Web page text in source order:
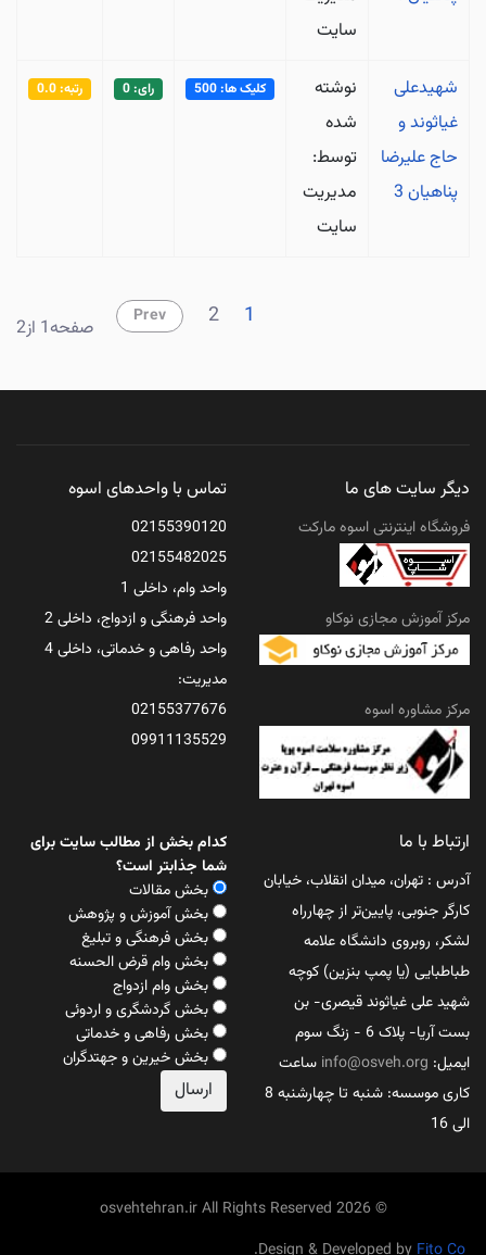
سایت
شهیدعلی
غیاثوند و
حاج علیرضا
پناهیان 3
نوشته
شده
توسط:
مدیریت
سایت
کلیک ها: 500 رای: 0 رتبه: 0.0
1
2
Prev صفحه1 از2
دیگر سایت های ما
فروشگاه اینترنتی اسوه مارکت
مرکز آموزش مجازی نوکاو
مرکز مشاوره اسوه
تماس با واحدهای اسوه
02155390120
02155482025
واحد وام، داخلی 1
واحد فرهنگی و ازدواج، داخلی 2
واحد رفاهی و خدماتی، داخلی 4
مدیریت:
02155377676
09911135529
ارتباط با ما
آدرس : تهران، میدان انقلاب، خیابان
کارگر جنوبی، پایین‌تر از چهارراه
لشکر، روبروی دانشگاه علامه
طباطبایی (یا پمپ بنزین) کوچه
شهید علی غیاثوند قیصری- بن
بست آریا- پلاک 6 - زنگ سوم
ایمیل: info@osveh.org ساعت
کاری موسسه: شنبه تا چهارشنبه 8
الی 16
کدام بخش از مطالب سایت برای
شما جذابتر است؟
بخش مقالات
بخش آموزش و پژوهش
بخش فرهنگی و تبلیغ
بخش وام قرض الحسنه
بخش وام ازدواج
بخش گردشگری و اردوئی
بخش رفاهی و خدماتی
بخش خیرین و جهتدگران
© 2026 osvehtehran.ir All Rights Reserved
Fito Co
.